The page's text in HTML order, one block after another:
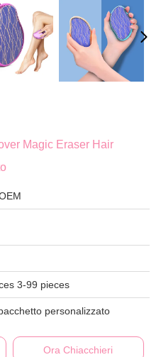
Magic Eraser Hair
3-99 pieces
personalizzato
Ora Chiacchieri